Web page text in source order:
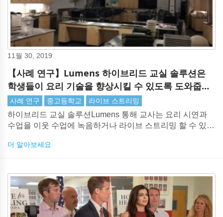
11월 30, 2019
【사례 연구】Lumens 하이브리드 교실 솔루션은
학생들이 요리 기술을 향상시킬 수 있도록 도와줍니
다.
사례 연구 중고등학교 라이브 스트리밍
하이브리드 교실 솔루션Lumens 통해 교사는 요리 시연과
수업을 이웃 수업에 녹음하거나 라이브 스트리밍 할 수 있습
더 알아보세요